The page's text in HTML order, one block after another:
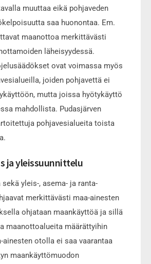
muuttaa eikä pohjaveden
saa huonontaa. Em.
maanottoa merkittävästi
läheisyydessä.
ovat voimassa myös
joiden pohjavettä ei
mutta joissa hyötykäyttö
mahdollista. Pudasjärven
pohjavesialueita toista
ja yleissuunnittelu
yleis-, asema- ja ranta-
merkittävästi maa-ainesten
ohjataan maankäyttöä ja sillä
maanottoalueita määrättyihin
ainesten otolla ei saa vaarantaa
maankäyttömuodon